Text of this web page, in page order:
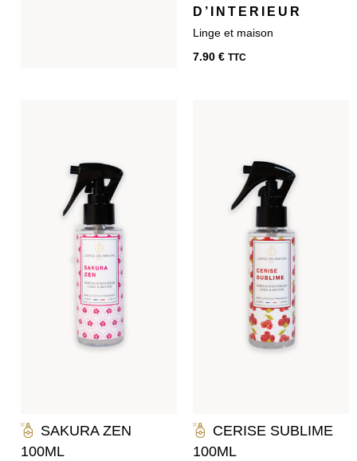
D’INTERIEUR
7.90 € TTC
SAKURA ZEN
100ML
CERISE SUBLIME
100ML